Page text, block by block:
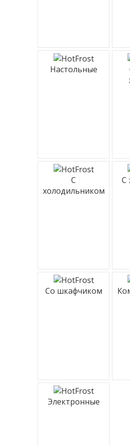
Настольные
С
холодильником
С
Со шкафчиком
Электронные